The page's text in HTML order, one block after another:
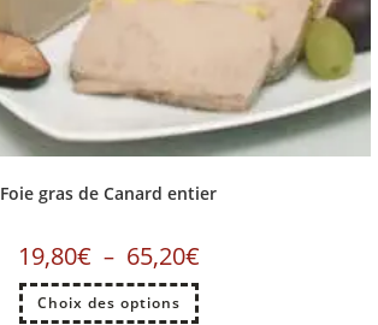
Foie gras de Canard entier
19,80€ – 65,20€
Choix des options